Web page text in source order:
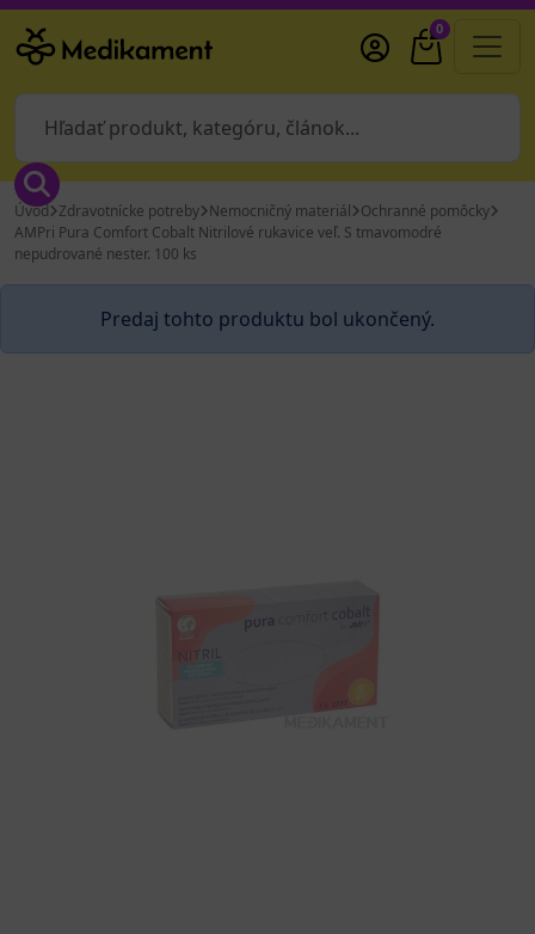
0
Úvod Zdravotnícke potreby Nemocničný materiál Ochranné pomôcky
AMPri Pura Comfort Cobalt Nitrilové rukavice veľ. S tmavomodré
nepudrované nester. 100 ks
Predaj tohto produktu bol ukončený.